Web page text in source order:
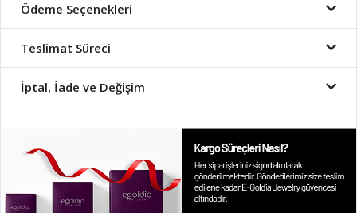
Ödeme Seçenekleri
Teslimat Süreci
İptal, İade ve Değişim